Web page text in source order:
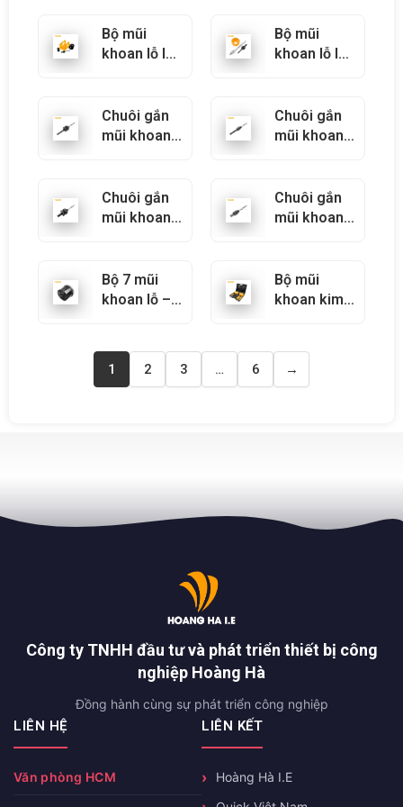
Bộ mũi
khoan lỗ lắp
Bộ mũi
khoan lỗ lắp
Chuôi gắn
mũi khoan
Chuôi gắn
mũi khoan
Chuôi gắn
mũi khoan
Chuôi gắn
mũi khoan
Bộ 7 mũi
khoan lỗ –
Bộ mũi
khoan kim
(công
nghiệp) –
1 2 3 … 6 →
Công ty TNHH đầu tư và phát triển thiết bị công
nghiệp Hoàng Hà
Đồng hành cùng sự phát triển công nghiệp
LIÊN HỆ
Văn phòng HCM
LIÊN KẾT
Hoàng Hà I.E